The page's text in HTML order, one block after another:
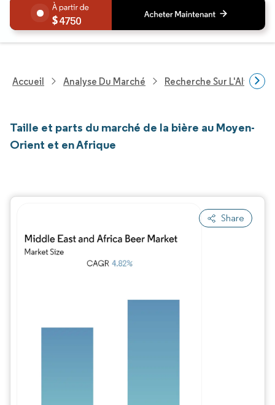
4750
Accueil Analyse Du Marché Recherche Sur
Taille et parts du marché de la bière au Moyen-
Orient et en Afrique
Share